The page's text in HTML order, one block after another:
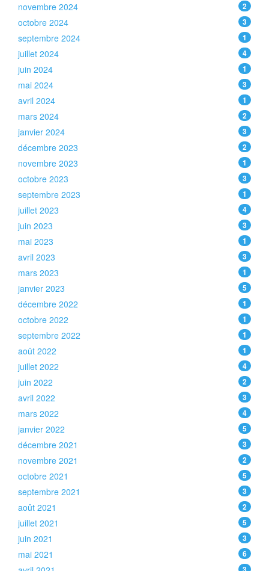
novembre 2024 2
octobre 2024 3
septembre 2024 1
juillet 2024 4
juin 2024 1
mai 2024 3
avril 2024 1
mars 2024 2
janvier 2024 3
décembre 2023 2
novembre 2023 1
octobre 2023 3
septembre 2023 1
juillet 2023 4
juin 2023 3
mai 2023 1
avril 2023 3
mars 2023 1
janvier 2023 5
décembre 2022 1
octobre 2022 1
septembre 2022 1
août 2022 1
juillet 2022 4
juin 2022 2
avril 2022 3
mars 2022 4
janvier 2022 5
décembre 2021 3
novembre 2021 2
octobre 2021 5
septembre 2021 3
août 2021 2
juillet 2021 5
juin 2021 3
mai 2021 6